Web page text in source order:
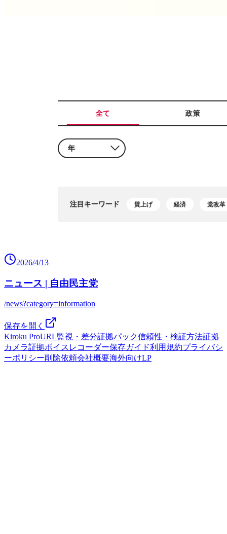
2026/4/13
ニュース | 自由民主党
/news?category=information
保存を開く
Kiroku ProURL監視・差分証拠パック信頼性・検証方法証拠
カメラ証拠ボイスレコーダー保存ガイド利用規約プライバシ
ーポリシー削除依頼会社概要海外向けLP